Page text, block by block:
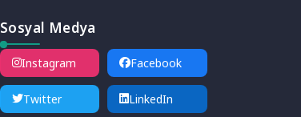
Sosyal Medya
Instagram Facebook
Twitter LinkedIn